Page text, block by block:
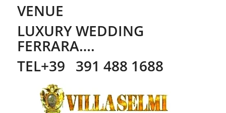
VENUE
LUXURY WEDDING
FERRARA….
TEL+39 391 488 1688